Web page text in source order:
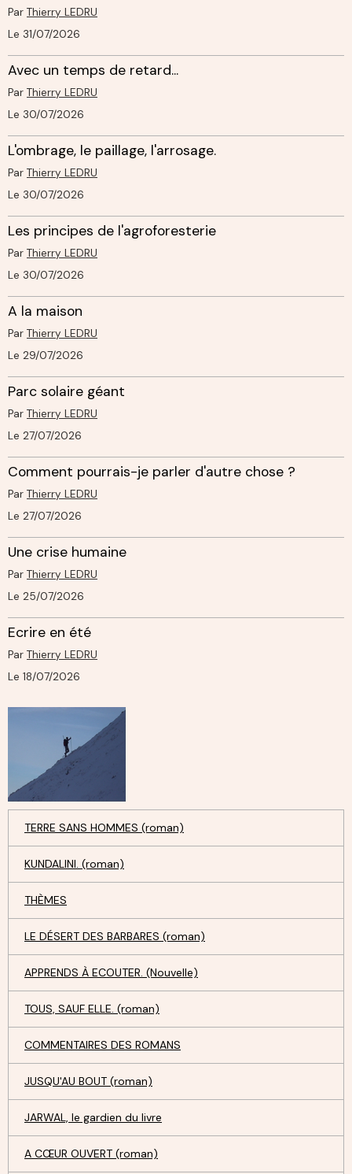
Par Thierry LEDRU
Le 31/07/2026
Avec un temps de retard...
Par Thierry LEDRU
Le 30/07/2026
L'ombrage, le paillage, l'arrosage.
Par Thierry LEDRU
Le 30/07/2026
Les principes de l'agroforesterie
Par Thierry LEDRU
Le 30/07/2026
A la maison
Par Thierry LEDRU
Le 29/07/2026
Parc solaire géant
Par Thierry LEDRU
Le 27/07/2026
Comment pourrais-je parler d'autre chose ?
Par Thierry LEDRU
Le 27/07/2026
Une crise humaine
Par Thierry LEDRU
Le 25/07/2026
Ecrire en été
Par Thierry LEDRU
Le 18/07/2026
TERRE SANS HOMMES (roman)
KUNDALINI. (roman)
THÈMES
LE DÉSERT DES BARBARES (roman)
APPRENDS À ECOUTER. (Nouvelle)
TOUS, SAUF ELLE. (roman)
COMMENTAIRES DES ROMANS
JUSQU'AU BOUT (roman)
JARWAL, le gardien du livre
A CŒUR OUVERT (roman)